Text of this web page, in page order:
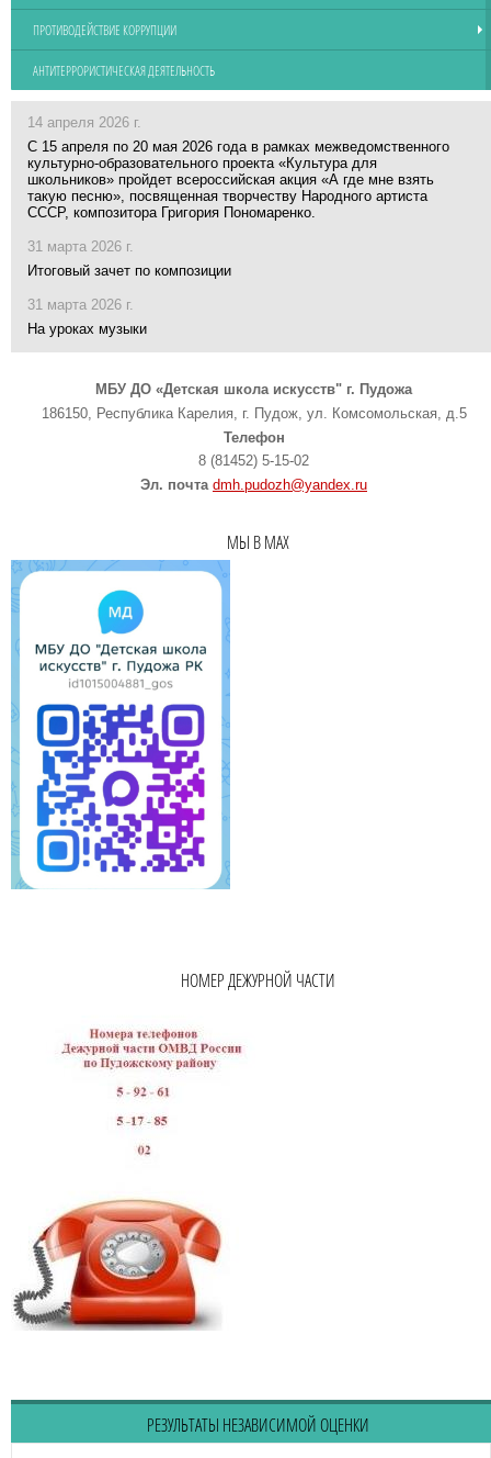
ПРОТИВОДЕЙСТВИЕ КОРРУПЦИИ
АНТИТЕРРОРИСТИЧЕСКАЯ ДЕЯТЕЛЬНОСТЬ
14 апреля 2026 г.
С 15 апреля по 20 мая 2026 года в рамках межведомственного
культурно-образовательного проекта «Культура для
школьников» пройдет всероссийская акция «А где мне взять
такую песню», посвященная творчеству Народного артиста
СССР, композитора Григория Пономаренко.
31 марта 2026 г.
Итоговый зачет по композиции
31 марта 2026 г.
На уроках музыки
МБУ ДО «Детская школа искусств" г. Пудожа
186150, Республика Карелия, г. Пудож, ул. Комсомольская, д.5
Телефон
8 (81452) 5-15-02
Эл. почта dmh.pudozh@yandex.ru
МЫ В MAX
НОМЕР ДЕЖУРНОЙ ЧАСТИ
РЕЗУЛЬТАТЫ НЕЗАВИСИМОЙ ОЦЕНКИ